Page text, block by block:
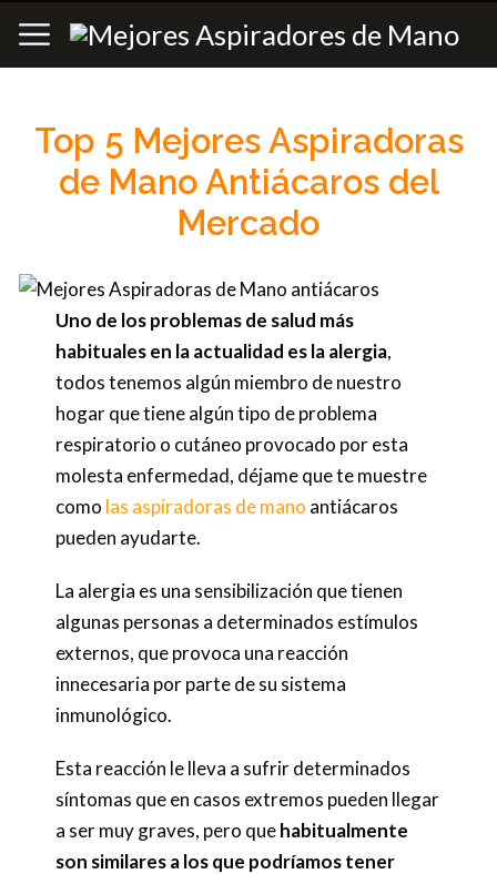
Top 5 Mejores Aspiradoras
de Mano Antiácaros del
Mercado
Uno de los problemas de salud más
habituales en la actualidad es la alergia,
todos tenemos algún miembro de nuestro
hogar que tiene algún tipo de problema
respiratorio o cutáneo provocado por esta
molesta enfermedad, déjame que te muestre
como las aspiradoras de mano antiácaros
pueden ayudarte.
La alergia es una sensibilización que tienen
algunas personas a determinados estímulos
externos, que provoca una reacción
innecesaria por parte de su sistema
inmunológico.
Esta reacción le lleva a sufrir determinados
síntomas que en casos extremos pueden llegar
a ser muy graves, pero quehabitualmente
son similares a los que podríamos tener